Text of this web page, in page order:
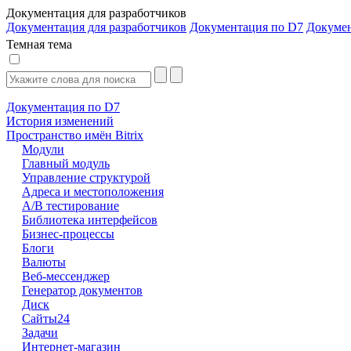
Документация для разработчиков
Документация для разработчиков Документация по D7
Темная тема
Документация по D7
История изменений
Пространство имён Bitrix
Модули
Главный модуль
Управление структурой
Адреса и местоположения
А/В тестирование
Библиотека интерфейсов
Бизнес-процессы
Блоги
Валюты
Веб-мессенджер
Генератор документов
Диск
Сайты24
Задачи
Интернет-магазин